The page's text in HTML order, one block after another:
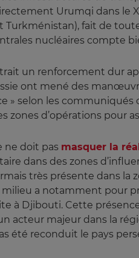
Urumqi dans le
Turkménistan), fait de
nucléaires compte
un renforcement dur
ont mené des
» selon les
zones d’opérations pour
ne doit pas masquer la
dans des zones
très présente dans
milieu a notamment pour
à Djibouti. Cette
acteur majeur dans la
été reconduit le pays